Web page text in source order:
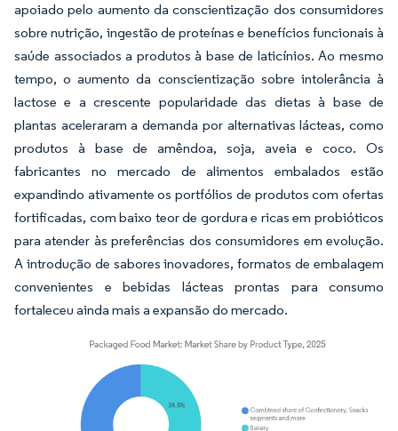
apoiado pelo aumento da conscientização dos consumidores
sobre nutrição, ingestão de proteínas e benefícios funcionais à
saúde associados a produtos à base de laticínios. Ao mesmo
tempo, o aumento da conscientização sobre intolerância à
lactose e a crescente popularidade das dietas à base de
plantas aceleraram a demanda por alternativas lácteas, como
produtos à base de amêndoa, soja, aveia e coco. Os
fabricantes no mercado de alimentos embalados estão
expandindo ativamente os portfólios de produtos com ofertas
fortificadas, com baixo teor de gordura e ricas em probióticos
para atender às preferências dos consumidores em evolução.
A introdução de sabores inovadores, formatos de embalagem
convenientes e bebidas lácteas prontas para consumo
fortaleceu ainda mais a expansão do mercado.